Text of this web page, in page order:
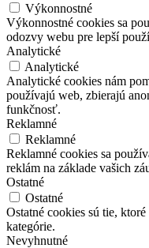
Výkonnostné
Výkonnostné cookies sa
odozvy webu pre lepší
Analytické
Analytické
Analytické cookies nám
používajú web, zbierajú
funkčnosť.
Reklamné
Reklamné
Reklamné cookies sa
reklám na základe vašich
Ostatné
Ostatné
Ostatné cookies sú tie,
kategórie.
Nevyhnutné